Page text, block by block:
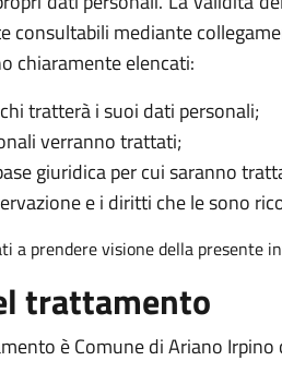
consultabili mediante
chiaramente elencati:
tratterà i suoi dati personali;
verranno trattati;
giuridica per cui saranno
e i diritti che le sono
a prendere visione della presente
trattamento
è Comune di Ariano